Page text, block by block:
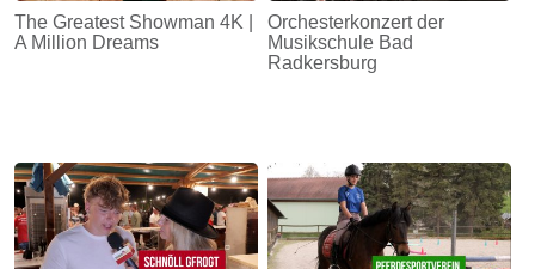
The Greatest Showman 4K |
A Million Dreams
Orchesterkonzert der
Musikschule Bad
Radkersburg